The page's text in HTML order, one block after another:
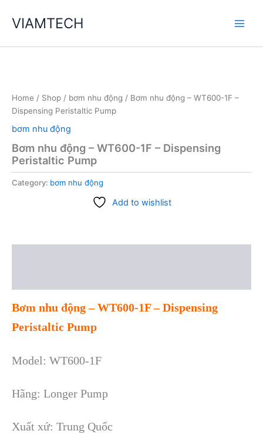
VIAMTECH
Home / Shop / bơm nhu động / Bơm nhu động – WT600-1F –
Dispensing Peristaltic Pump
bơm nhu động
Bơm nhu động – WT600-1F – Dispensing
Peristaltic Pump
Category: bơm nhu động
Add to wishlist
Bơm nhu động – WT600-1F – Dispensing
Peristaltic Pump
Model: WT600-1F
Hãng: Longer Pump
Xuất xứ: Trung Quốc